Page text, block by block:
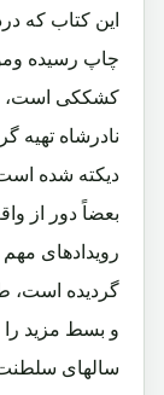
چاپ رسیده
کشککی است،
نادرشاه تهیه
دیکته شده
بعضاً دور از
رویدادهای
گردیده است،
و بسط مزید را
سالهای